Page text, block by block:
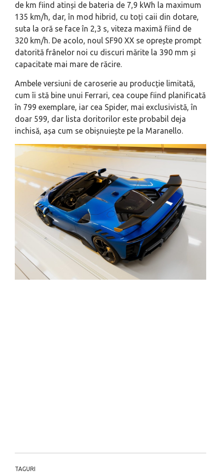
de km fiind atinși de bateria de 7,9 kWh la maximum
135 km/h, dar, în mod hibrid, cu toți caii din dotare,
suta la oră se face în 2,3 s, viteza maximă fiind de
320 km/h. De acolo, noul SF90 XX se oprește prompt
datorită frânelor noi cu discuri mărite la 390 mm și
capacitate mai mare de răcire.
Ambele versiuni de caroserie au producție limitată,
cum îi stă bine unui Ferrari, cea coupe fiind planificată
în 799 exemplare, iar cea Spider, mai exclusivistă, în
doar 599, dar lista doritorilor este probabil deja
inchisă, așa cum se obișnuiește pe la Maranello.
TAGURI